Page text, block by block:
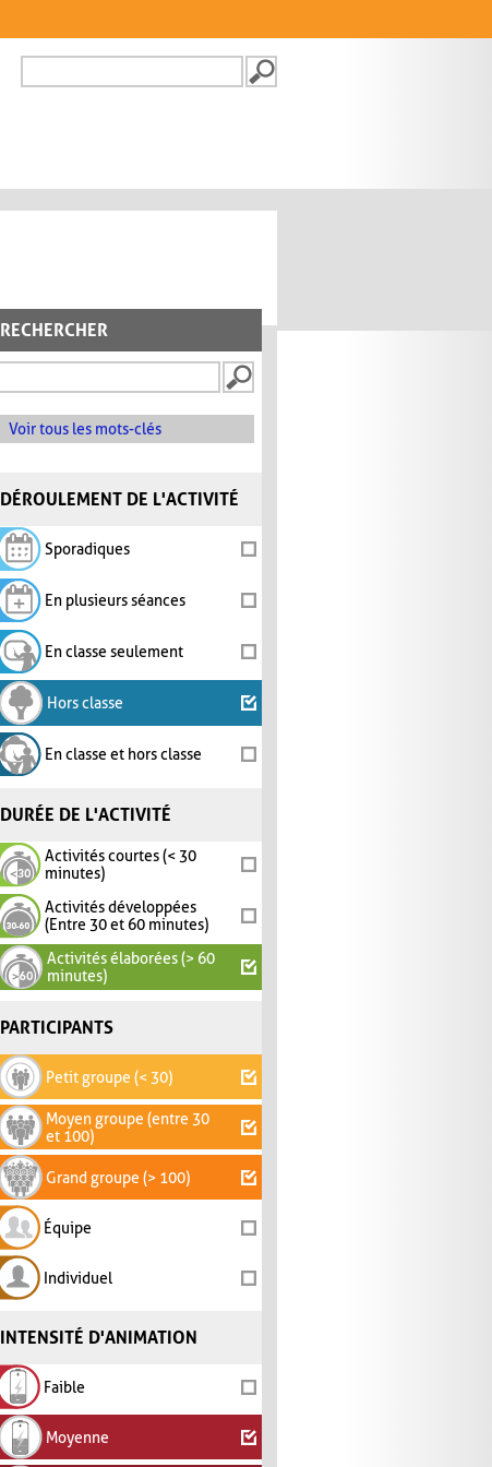
FORMULAIRE DE
RECHERCHER
Voir tous les mots-clés
DÉROULEMENT DE L'ACTIVITÉ
Sporadiques
En plusieurs séances
En classe seulement
Hors classe
En classe et hors classe
DURÉE DE L'ACTIVITÉ
Activités courtes (< 30
minutes)
Activités développées
(Entre 30 et 60 minutes)
Activités élaborées (> 60
minutes)
PARTICIPANTS
Petit groupe (< 30)
Moyen groupe (entre 30
et 100)
Grand groupe (> 100)
Équipe
Individuel
INTENSITÉ D'ANIMATION
Faible
Moyenne